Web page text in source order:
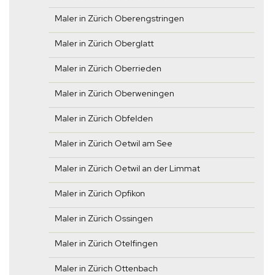
Maler in Zürich Oberengstringen
Maler in Zürich Oberglatt
Maler in Zürich Oberrieden
Maler in Zürich Oberweningen
Maler in Zürich Obfelden
Maler in Zürich Oetwil am See
Maler in Zürich Oetwil an der Limmat
Maler in Zürich Opfikon
Maler in Zürich Ossingen
Maler in Zürich Otelfingen
Maler in Zürich Ottenbach